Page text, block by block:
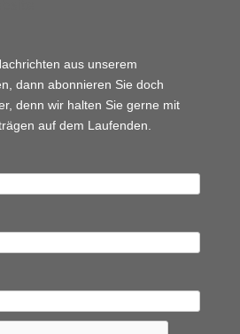
aus unserem
dann abonnieren Sie doch
denn wir halten Sie gerne mit
auf dem Laufenden.